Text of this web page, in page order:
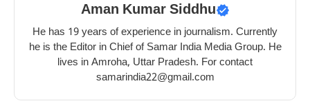
Aman Kumar Siddhu
He has 19 years of experience in journalism. Currently
he is the Editor in Chief of Samar India Media Group. He
lives in Amroha, Uttar Pradesh. For contact
samarindia22@gmail.com